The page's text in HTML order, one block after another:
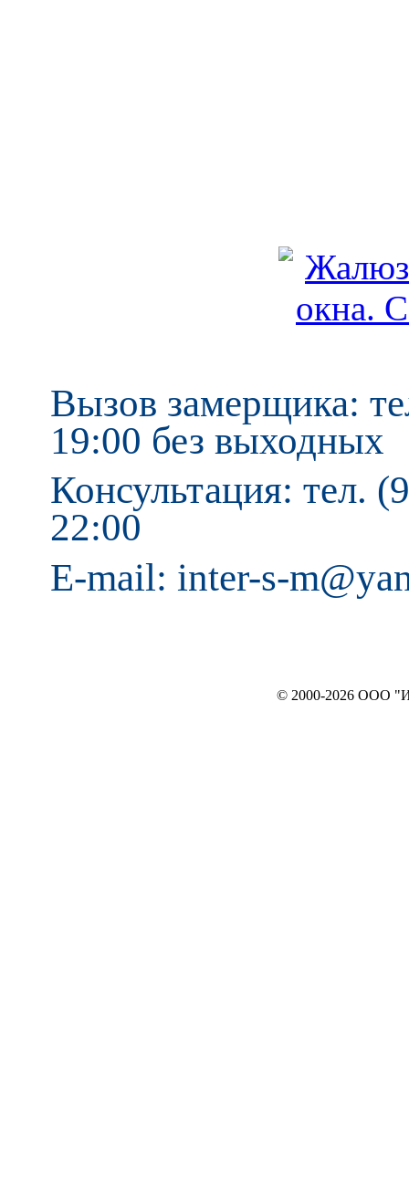
Вызов замерщика:
19:00 без выходных
Консультация: тел.
22:00
E-mail: inter-s-
© 2000-2026 ООО "ИНТЕРЬЕР`c"